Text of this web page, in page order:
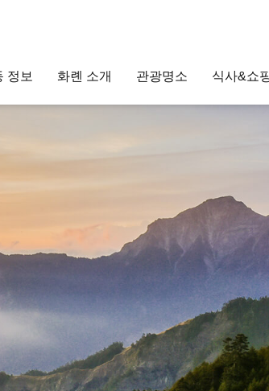
정보 화롄 소개 관광명소 식사&쇼